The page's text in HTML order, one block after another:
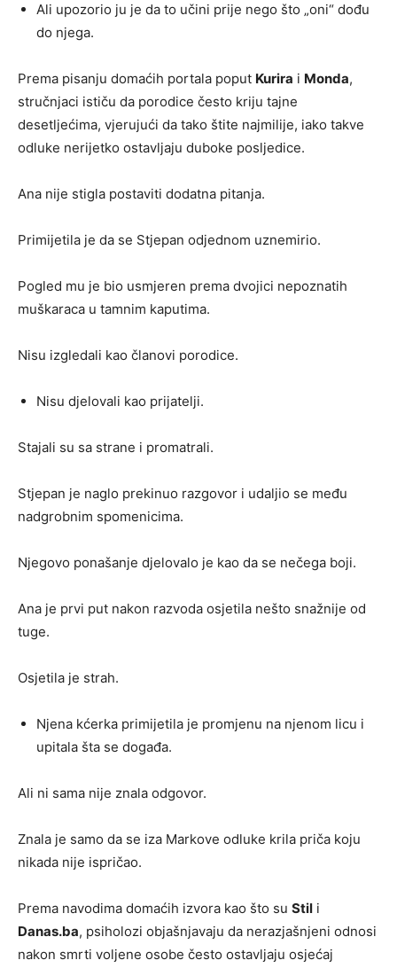
Ali upozorio ju je da to učini prije nego što „oni“ dođu
do njega.
Prema pisanju domaćih portala poput Kurira i Monda,
stručnjaci ističu da porodice često kriju tajne
desetljećima, vjerujući da tako štite najmilije, iako takve
odluke nerijetko ostavljaju duboke posljedice.
Ana nije stigla postaviti dodatna pitanja.
Primijetila je da se Stjepan odjednom uznemirio.
Pogled mu je bio usmjeren prema dvojici nepoznatih
muškaraca u tamnim kaputima.
Nisu izgledali kao članovi porodice.
Nisu djelovali kao prijatelji.
Stajali su sa strane i promatrali.
Stjepan je naglo prekinuo razgovor i udaljio se među
nadgrobnim spomenicima.
Njegovo ponašanje djelovalo je kao da se nečega boji.
Ana je prvi put nakon razvoda osjetila nešto snažnije od
tuge.
Osjetila je strah.
Njena kćerka primijetila je promjenu na njenom licu i
upitala šta se događa.
Ali ni sama nije znala odgovor.
Znala je samo da se iza Markove odluke krila priča koju
nikada nije ispričao.
Prema navodima domaćih izvora kao što su Stil i
Danas.ba, psiholozi objašnjavaju da nerazjašnjeni odnosi
nakon smrti voljene osobe često ostavljaju osjećaj